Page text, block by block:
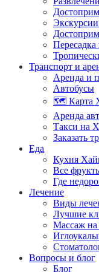
Пересадка
Транспорт и
Аренда и
Автобусы
🗺️ Карта
Аренда
Такси на
Заказать
Еда
Кухня
Все
Где
Лечение
Виды
Лучшие
Массаж
Вопросы и блог
Блог